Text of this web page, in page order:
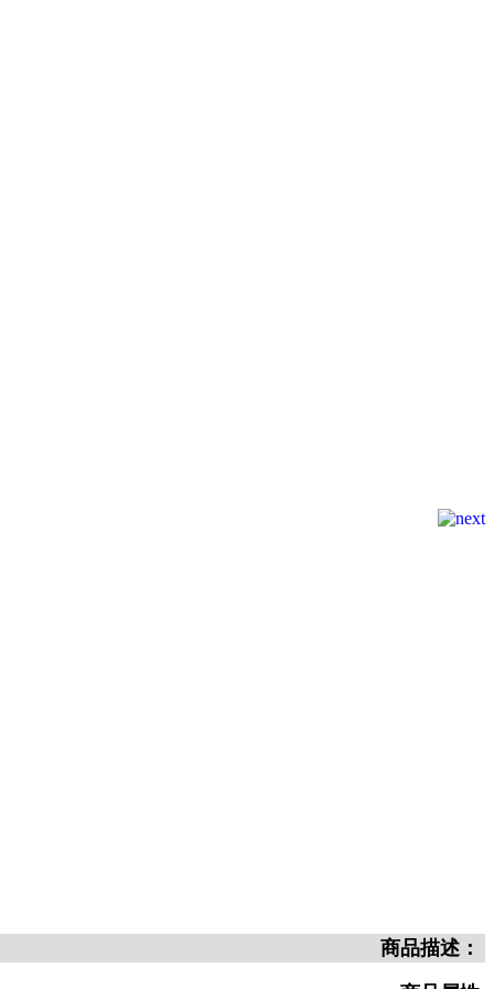
商品描述：